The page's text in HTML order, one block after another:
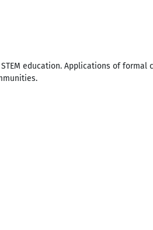
education. Applications of formal